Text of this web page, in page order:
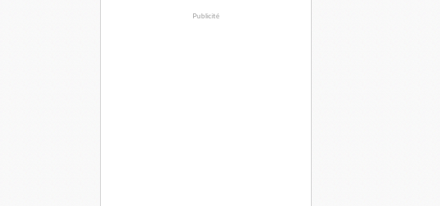
Publicité